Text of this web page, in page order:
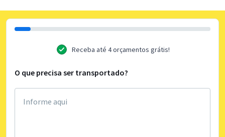
Receba até 4 orçamentos grátis!
O que precisa ser transportado?